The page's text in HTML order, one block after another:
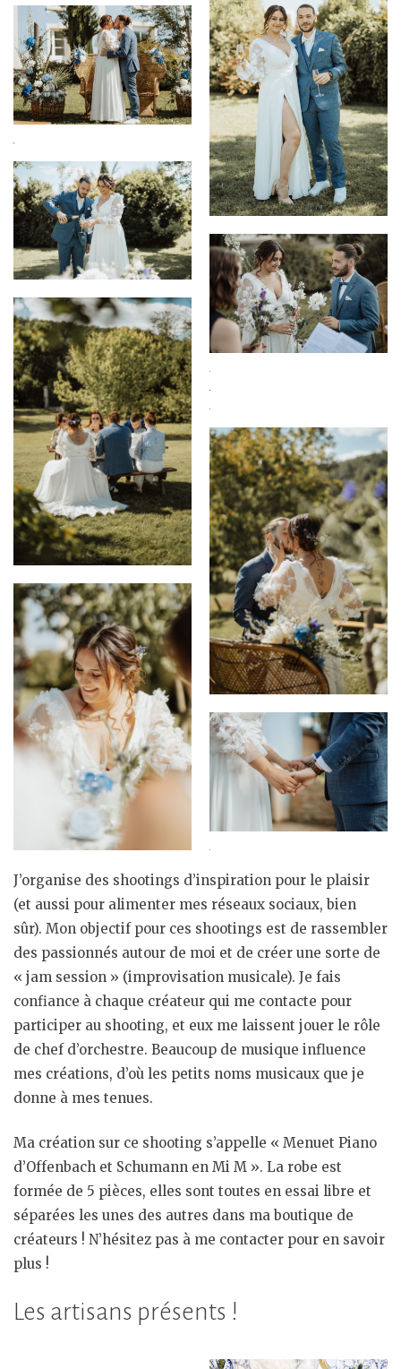
J’organise des shootings d’inspiration pour le plaisir
(et aussi pour alimenter mes réseaux sociaux, bien
sûr). Mon objectif pour ces shootings est de rassembler
des passionnés autour de moi et de créer une sorte de
« jam session » (improvisation musicale). Je fais
confiance à chaque créateur qui me contacte pour
participer au shooting, et eux me laissent jouer le rôle
de chef d’orchestre. Beaucoup de musique influence
mes créations, d’où les petits noms musicaux que je
donne à mes tenues.
Ma création sur ce shooting s’appelle « Menuet Piano
d’Offenbach et Schumann en Mi M ». La robe est
formée de 5 pièces, elles sont toutes en essai libre et
séparées les unes des autres dans ma boutique de
créateurs ! N’hésitez pas à me contacter pour en savoir
plus !
Les artisans présents !